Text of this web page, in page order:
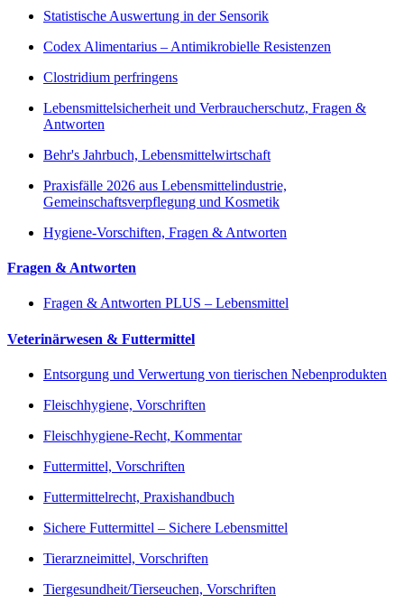
Statistische Auswertung in der Sensorik
Codex Alimentarius – Antimikrobielle Resistenzen
Clostridium perfringens
Lebensmittelsicherheit und Verbraucherschutz, Fragen &
Antworten
Behr's Jahrbuch, Lebensmittelwirtschaft
Praxisfälle 2026 aus Lebensmittelindustrie,
Gemeinschaftsverpflegung und Kosmetik
Hygiene-Vorschiften, Fragen & Antworten
Fragen & Antworten
Fragen & Antworten PLUS – Lebensmittel
Veterinärwesen & Futtermittel
Entsorgung und Verwertung von tierischen Nebenprodukten
Fleischhygiene, Vorschriften
Fleischhygiene-Recht, Kommentar
Futtermittel, Vorschriften
Futtermittelrecht, Praxishandbuch
Sichere Futtermittel – Sichere Lebensmittel
Tierarzneimittel, Vorschriften
Tiergesundheit/Tierseuchen, Vorschriften